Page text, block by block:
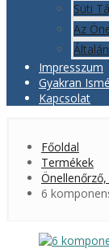
Süti
Az
Impresszum
Gyakran
Kapcsolat
Főoldal
Termékek
6